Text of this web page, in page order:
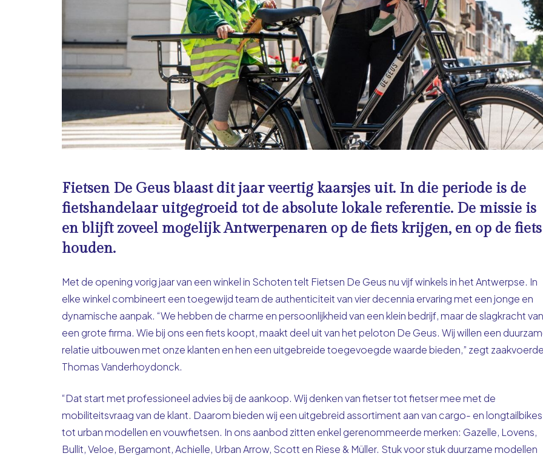
Fietsen De Geus blaast dit jaar veertig kaarsjes uit. In die periode is de
fietshandelaar uitgegroeid tot de absolute lokale referentie. De missie is
en blijft zoveel mogelijk Antwerpenaren op de fiets krijgen, en op de fiets
houden.
Met de opening vorig jaar van een winkel in Schoten telt Fietsen De Geus nu vijf winkels in het Antwerpse. In
elke winkel combineert een toegewijd team de authenticiteit van vier decennia ervaring met een jonge en
dynamische aanpak. “We hebben de charme en persoonlijkheid van een klein bedrijf, maar de slagkracht van
een grote firma. Wie bij ons een fiets koopt, maakt deel uit van het peloton De Geus. Wij willen een
relatie uitbouwen met onze klanten en hen een uitgebreide toegevoegde waarde bieden,” zegt
Thomas Vanderhoydonck.
“Dat start met professioneel advies bij de aankoop. Wij denken van fietser tot fietser mee met de
mobiliteitsvraag van de klant. Daarom bieden wij een uitgebreid assortiment aan van cargo- en longtailbikes
tot urban modellen en vouwfietsen. In ons aanbod zitten enkel gerenommeerde merken: Gazelle, Lovens,
Bullit, Veloe, Bergamont, Achielle, Urban Arrow, Scott en Riese & Müller. Stuk voor stuk duurzame modellen